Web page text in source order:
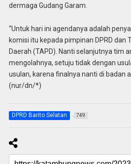
dermaga Gudang Garam.
“Untuk hari ini agendanya adalah
komisi itu kepada pimpinan DPRD
Daerah (TAPD). Nanti selanjutnya tim
mengolahnya, setuju tidak dengan
usulan, karena finalnya nanti di badan
(nur/dn/*)
DPRD Barito Selatan 749